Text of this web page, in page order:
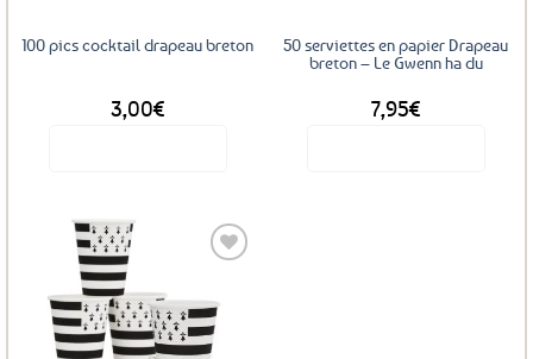
sur
100 pics cocktail drapeau breton
3,00€
50 serviettes en papier Drapeau
breton – Le Gwenn ha du
7,95€
Ajouter
aux
favoris